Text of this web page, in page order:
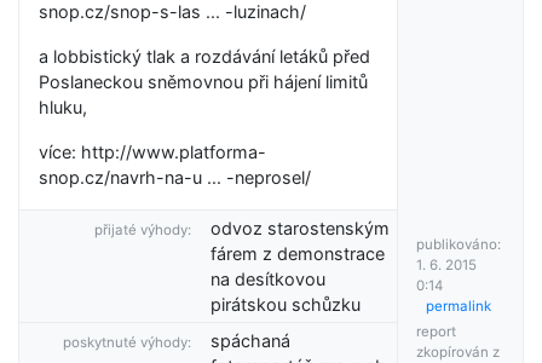
snop.cz/snop-s-las ... -luzinach/
a lobbistický tlak a rozdávání letáků před
Poslaneckou sněmovnou při hájení limitů
hluku,
více: http://www.platforma-
snop.cz/navrh-na-u ... -neprosel/
přijaté výhody:
odvoz starostenským
fárem z demonstrace
na desítkovou
pirátskou schůzku
poskytnuté výhody:
spáchaná
publikováno:
1. 6. 2015
0:14
permalink
report
zkopírován z